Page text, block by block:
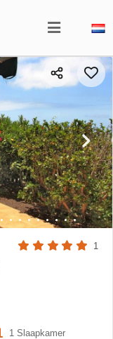
1
1 Slaapkamer